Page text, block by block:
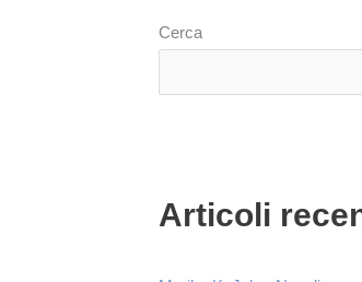
Cerca
Articoli